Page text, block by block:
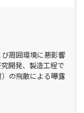
周囲環境に悪影響
開発、製造工程で
の飛散による曝露